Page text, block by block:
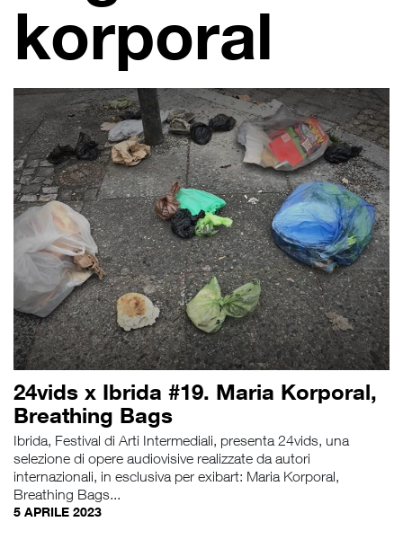
korporal
24vids x Ibrida #19. Maria Korporal,
Breathing Bags
Ibrida, Festival di Arti Intermediali, presenta 24vids, una
selezione di opere audiovisive realizzate da autori
internazionali, in esclusiva per exibart: Maria Korporal,
Breathing Bags...
5 APRILE 2023